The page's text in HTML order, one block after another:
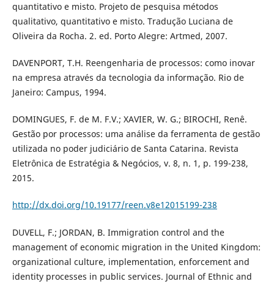
quantitativo e misto. Projeto de pesquisa métodos
qualitativo, quantitativo e misto. Tradução Luciana de
Oliveira da Rocha. 2. ed. Porto Alegre: Artmed, 2007.
DAVENPORT, T.H. Reengenharia de processos: como inovar
na empresa através da tecnologia da informação. Rio de
Janeiro: Campus, 1994.
DOMINGUES, F. de M. F.V.; XAVIER, W. G.; BIROCHI, Renê.
Gestão por processos: uma análise da ferramenta de gestão
utilizada no poder judiciário de Santa Catarina. Revista
Eletrônica de Estratégia & Negócios, v. 8, n. 1, p. 199-238,
2015.
http://dx.doi.org/10.19177/reen.v8e12015199-238
DUVELL, F.; JORDAN, B. Immigration control and the
management of economic migration in the United Kingdom:
organizational culture, implementation, enforcement and
identity processes in public services. Journal of Ethnic and